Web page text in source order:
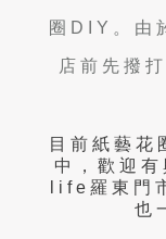
圈 DIY 。由
店前先撥
目前紙藝花
中，歡迎
life 羅東門
也